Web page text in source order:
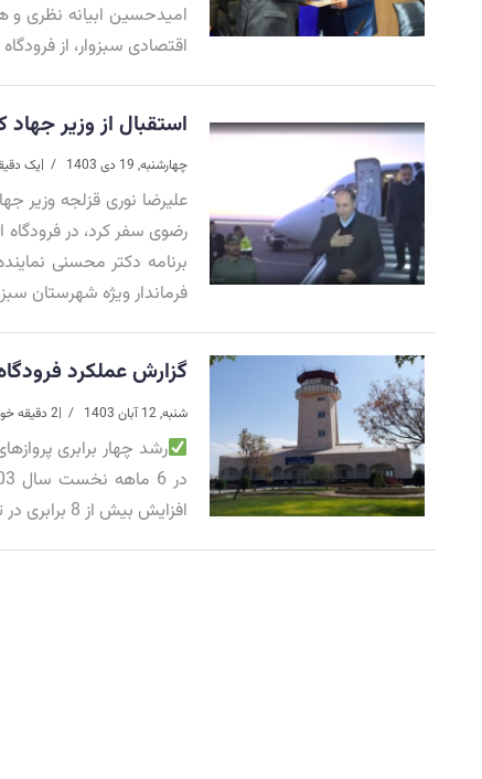
امیدحسین ابیانه نظری و
اقتصادی سبزوار، از
استقبال از وزیر
چهارشنبه, 19 دی 1403 |یک
رضوی سفر کرد، در
برنامه دکتر محسنی
فرماندار ویژه شهرستان
گزارش عملکرد فرودگاه سبزوار در
شنبه, 12 آبان 1403 |2 دقیقه خواندن
رشد چهار برابری پروازهای فرودگاه
افزایش بیش از 8 برابری در تعداد مسافران و نیز رشد بیش از 11 برابری در میزان جابه جایی بار را […]